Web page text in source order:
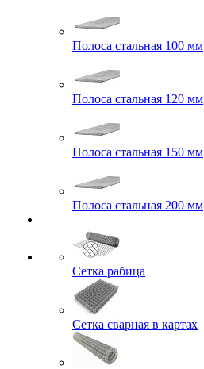
Полоса стальная 100 мм
Полоса стальная 120 мм
Полоса стальная 150 мм
Полоса стальная 200 мм
Сетка рабица
Сетка сварная в картах